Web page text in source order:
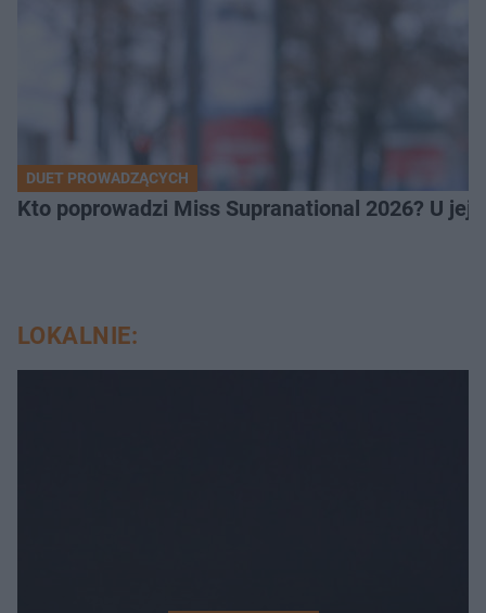
DUET PROWADZĄCYCH
Kto poprowadzi Miss Supranational 2026? U jej
LOKALNIE: